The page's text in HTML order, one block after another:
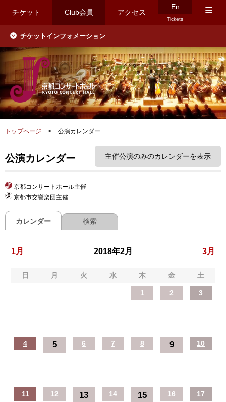
チケット Club会員 アクセス
En
Tickets
≡
チケットインフォメーション
トップページ > 公演カレンダー
公演カレンダー 主催公演のみのカレンダーを表示
京都コンサートホール主催
京都市交響楽団主催
カレンダー 検索
1月 2018年2月 3月
日 月 火 水 木 金 土
1 2 3
4 5 6 7 8 9 10
11 12 13 14 15 16 17